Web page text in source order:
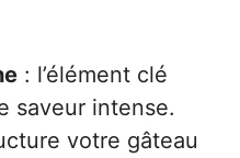
: l’élément clé
saveur intense.
votre gâteau